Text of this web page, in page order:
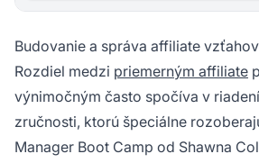
Budovanie a správa affiliate vzťahov
Rozdiel medzi priemerným affiliate
výnimočným často spočíva v
zručnosti, ktorú špeciálne
Manager Boot Camp od Shawna